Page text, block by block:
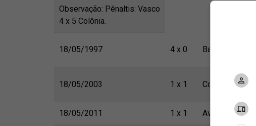
Observação: Pênaltis: Vasco
4 x 5 Colônia.
18/05/1997 4 x 0 Bangu-RJ
18/05/2003 1 x 1 Coritiba-PR
18/05/2011 1 x 1 Avaí-SC